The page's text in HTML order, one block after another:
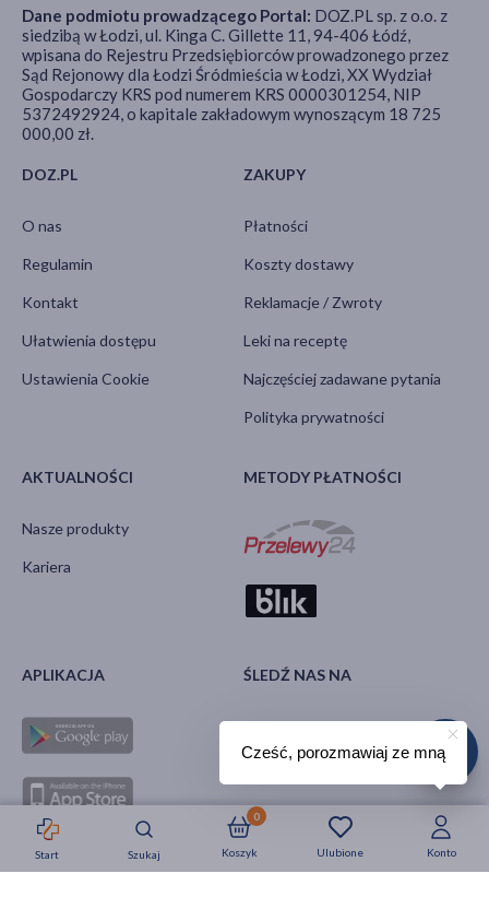
Strefa okazji Nowości Krótkie daty
Start Szukaj Ulubione
Koszyk
0
Konto
DOZ.PL
O nas
Regulamin
Kontakt
Ułatwienia dostępu
Ustawienia Cookie
ZAKUPY
Płatności
Koszty dostawy
Reklamacje / Zwroty
Leki na receptę
Najczęściej zadawane pytania
Polityka prywatności
AKTUALNOŚCI
Nasze produkty
Kariera
METODY PŁATNOŚCI
APLIKACJA ŚLEDŹ NAS NA
Dane podmiotu prowadzącego Portal: DOZ.PL sp. z o.o. z
siedzibą w Łodzi, ul. Kinga C. Gillette 11, 94-406 Łódź,
wpisana do Rejestru Przedsiębiorców prowadzonego przez
Sąd Rejonowy dla Łodzi Śródmieścia w Łodzi, XX Wydział
Gospodarczy KRS pod numerem KRS 0000301254, NIP
5372492924, o kapitale zakładowym wynoszącym 18 725
000,00 zł.
Cześć, porozmawiaj ze mną